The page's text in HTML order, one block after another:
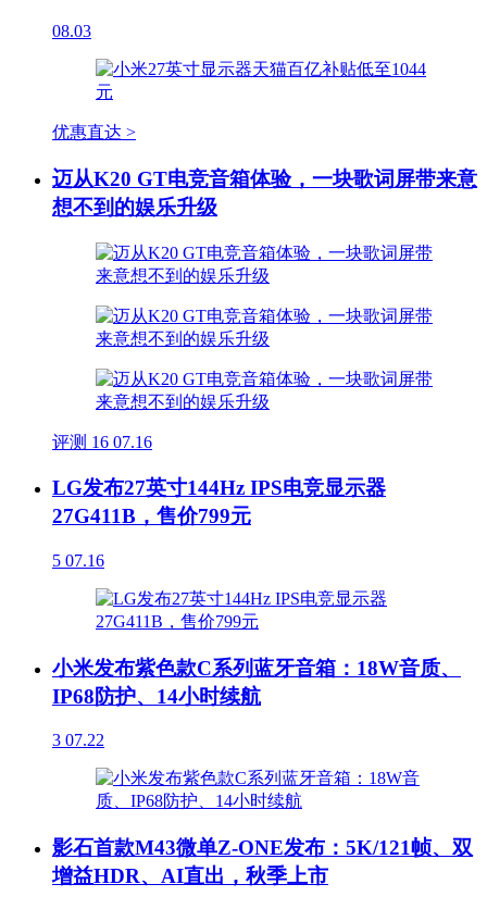
08.03
优惠直达 >
迈从K20 GT电竞音箱体验，一块歌词屏带来意
想不到的娱乐升级
评测 16 07.16
LG发布27英寸144Hz IPS电竞显示器
27G411B，售价799元
5 07.16
小米发布紫色款C系列蓝牙音箱：18W音质、
IP68防护、14小时续航
3 07.22
影石首款M43微单Z-ONE发布：5K/121帧、双
增益HDR、AI直出，秋季上市